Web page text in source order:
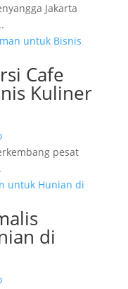
Jakarta
Cafe
Kuliner
pesat
di